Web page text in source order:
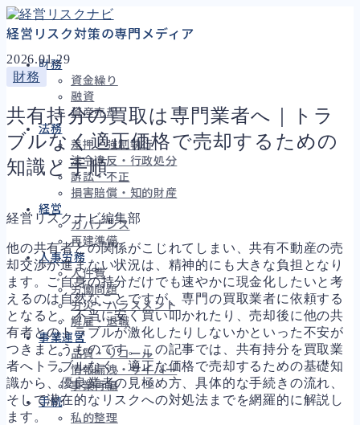
経営リスク対策の専門メディア
財務
資金繰り
融資
資産売却
法務
差押・強制執行
法令違反・行政処分
訴訟・不正
損害賠償・知的財産
経営
ガバナンス
再建準備
人事労務
人件費
労働問題
労災・ハラスメント
解雇・退職
事業運営
品質・リコール
情報漏洩・サイバー
事業再編
手続
私的整理
2026.01.29
財務
共有持分の買取は専門業者へ｜トラ
ブルなく適正価格で売却するための
知識と手順
経営リスクナビ編集部
他の共有者との関係がこじれてしまい、共有不動産の売
却交渉が進まない状況は、精神的にも大きな負担となり
ます。ご自身の持分だけでも速やかに現金化したいと考
えるのは自然なことですが、専門の買取業者に依頼する
となると、不当に安く買い叩かれたり、売却後に他の共
有者とのトラブルが激化したりしないかといった不安が
つきまとうものです。この記事では、共有持分を買取業
者へトラブルなく、適正な価格で売却するための基礎知
識から、優良業者の見極め方、具体的な手続きの流れ、
そして潜在的なリスクへの対処法までを網羅的に解説し
ます。